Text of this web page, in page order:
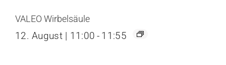
VALEO Wirbelsäule
12. August | 11:00 - 11:55